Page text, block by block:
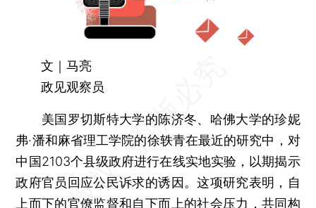
文｜马亮
政见观察员
美国罗切斯特大学的陈济冬、哈佛大学的珍妮
弗·潘和麻省理工学院的徐轶青在最近的研究中，对
中国2103个县级政府进行在线实地实验，以期揭示
政府官员回应公民诉求的诱因。这项研究表明，自
上而下的官僚监督和自下而上的社会压力，共同构